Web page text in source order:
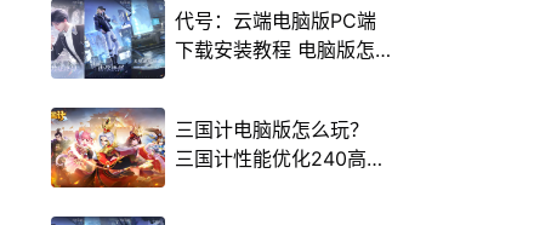
代号：云端电脑版PC端
下载安装教程 电脑版怎
三国计电脑版怎么玩？
三国计性能优化240高帧